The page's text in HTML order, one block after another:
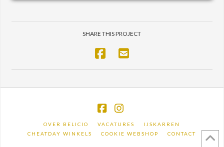
SHARE THIS PROJECT
OVER BELICIO VACATURES
IJSKARREN
CHEATDAY WINKELS
COOKIE WEBSHOP CONTACT